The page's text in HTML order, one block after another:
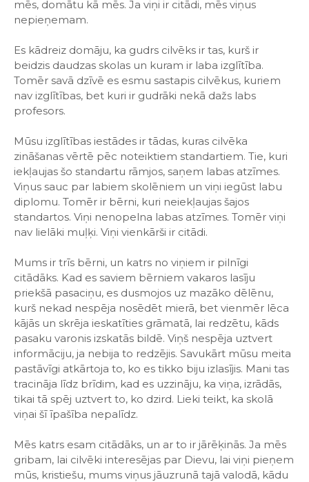
mēs, domātu kā mēs. Ja viņi ir citādi, mēs viņus
nepieņemam.
Es kādreiz domāju, ka gudrs cilvēks ir tas, kurš ir
beidzis daudzas skolas un kuram ir laba izglītība.
Tomēr savā dzīvē es esmu sastapis cilvēkus, kuriem
nav izglītības, bet kuri ir gudrāki nekā dažs labs
profesors.
Mūsu izglītības iestādes ir tādas, kuras cilvēka
zināšanas vērtē pēc noteiktiem standartiem. Tie, kuri
iekļaujas šo standartu rāmjos, saņem labas atzīmes.
Viņus sauc par labiem skolēniem un viņi iegūst labu
diplomu. Tomēr ir bērni, kuri neiekļaujas šajos
standartos. Viņi nenopelna labas atzīmes. Tomēr viņi
nav lielāki muļķi. Viņi vienkārši ir citādi.
Mums ir trīs bērni, un katrs no viņiem ir pilnīgi
citādāks. Kad es saviem bērniem vakaros lasīju
priekšā pasaciņu, es dusmojos uz mazāko dēlēnu,
kurš nekad nespēja nosēdēt mierā, bet vienmēr lēca
kājās un skrēja ieskatīties grāmatā, lai redzētu, kāds
pasaku varonis izskatās bildē. Viņš nespēja uztvert
informāciju, ja nebija to redzējis. Savukārt mūsu meita
pastāvīgi atkārtoja to, ko es tikko biju izlasījis. Mani tas
tracināja līdz brīdim, kad es uzzināju, ka viņa, izrādās,
tikai tā spēj uztvert to, ko dzird. Lieki teikt, ka skolā
viņai šī īpašība nepalīdz.
Mēs katrs esam citādāks, un ar to ir jārēķinās. Ja mēs
gribam, lai cilvēki interesējas par Dievu, lai viņi pieņem
mūs, kristiešu, mums viņus jāuzrunā tajā valodā, kādu